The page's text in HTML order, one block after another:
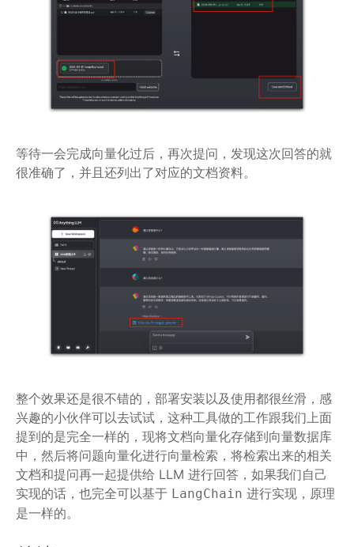
等待一会完成向量化过后，再次提问，发现这次回答的就
很准确了，并且还列出了对应的文档资料。
整个效果还是很不错的，部署安装以及使用都很丝滑，感
兴趣的小伙伴可以去试试，这种工具做的工作跟我们上面
提到的是完全一样的，现将文档向量化存储到向量数据库
中，然后将问题向量化进行向量检索，将检索出来的相关
文档和提问再一起提供给 LLM 进行回答，如果我们自己
实现的话，也完全可以基于 LangChain 进行实现，原理
是一样的。